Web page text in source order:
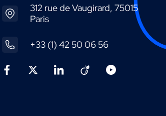
312 rue de Vaugirard, 75015
Paris
+33 (1) 42 50 06 56